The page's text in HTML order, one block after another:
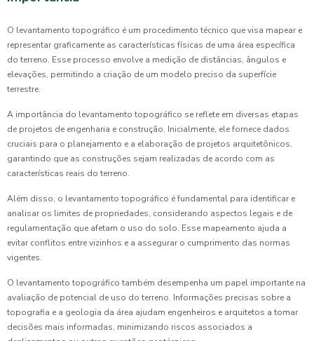
O levantamento topográfico é um procedimento técnico que visa mapear e
representar graficamente as características físicas de uma área específica
do terreno. Esse processo envolve a medição de distâncias, ângulos e
elevações, permitindo a criação de um modelo preciso da superfície
terrestre.
A importância do levantamento topográfico se reflete em diversas etapas
de projetos de engenharia e construção. Inicialmente, ele fornece dados
cruciais para o planejamento e a elaboração de projetos arquitetônicos,
garantindo que as construções sejam realizadas de acordo com as
características reais do terreno.
Além disso, o levantamento topográfico é fundamental para identificar e
analisar os limites de propriedades, considerando aspectos legais e de
regulamentação que afetam o uso do solo. Esse mapeamento ajuda a
evitar conflitos entre vizinhos e a assegurar o cumprimento das normas
vigentes.
O levantamento topográfico também desempenha um papel importante na
avaliação de potencial de uso do terreno. Informações precisas sobre a
topografia e a geologia da área ajudam engenheiros e arquitetos a tomar
decisões mais informadas, minimizando riscos associados a